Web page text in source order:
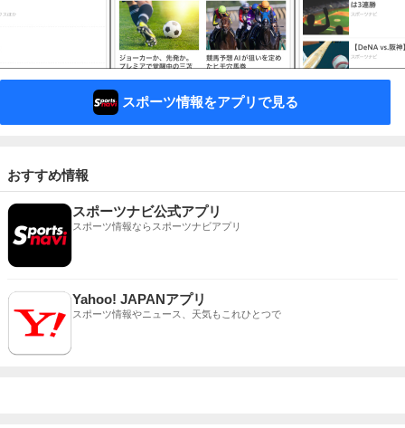
スポーツ情報をアプリで見る
おすすめ情報
スポーツナビ公式アプリ
スポーツ情報ならスポーツナビアプリ
Yahoo! JAPANアプリ
スポーツ情報やニュース、天気もこれひとつで